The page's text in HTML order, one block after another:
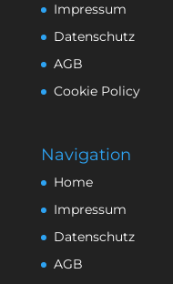
Impressum
Datenschutz
AGB
Cookie Policy
Navigation
Home
Impressum
Datenschutz
AGB